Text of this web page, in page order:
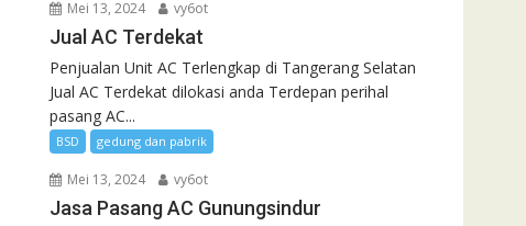
Mei 13, 2024 vy6ot
Jual AC Terdekat
Penjualan Unit AC Terlengkap di Tangerang Selatan
Jual AC Terdekat dilokasi anda Terdepan perihal
pasang AC...
BSD gedung dan pabrik
Mei 13, 2024 vy6ot
Jasa Pasang AC Gunungsindur